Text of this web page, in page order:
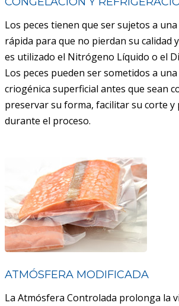
Los peces tienen que ser sujetos a
rápida para que no pierdan su calidad
es utilizado el Nitrógeno Líquido o el
Los peces pueden ser sometidos a
criogénica superficial antes que sean
preservar su forma, facilitar su corte y
durante el proceso.
ATMÓSFERA MODIFICADA
La Atmósfera Controlada prolonga la